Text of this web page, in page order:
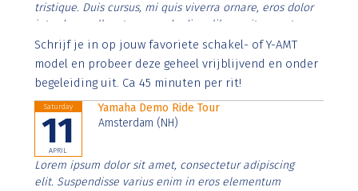
tristique. Duis cursus, mi quis viverra ornare, eros dolor
interdum nulla, ut commodo diam libero vitae erat.
Aenean faucibus nibh et justo cursus id rutrum lorem
imperdiet. Nunc ut sem vitae risus tristique posuere.
Schrijf je in op jouw favoriete schakel- of Y-AMT
model en probeer deze geheel vrijblijvend en onder
begeleiding uit. Ca 45 minuten per rit!
Saturday
11
APRIL
Yamaha Demo Ride Tour
Amsterdam (NH)
Lorem ipsum dolor sit amet, consectetur adipiscing
elit. Suspendisse varius enim in eros elementum